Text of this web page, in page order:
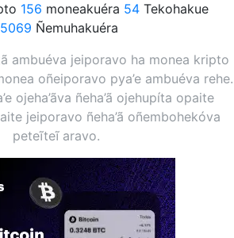
156 moneakuéra 54 Tekohakue
Ñemuhakuéra
ambuéva jeiporavo ha monea kripto
oñeiporavo pya’e ambuéva rehe.
ojeha’ãva ñeha’ã ojehupíta opaite
jeiporavo ñeha’ã oñembohekóva
peteĩteĩ aravo.